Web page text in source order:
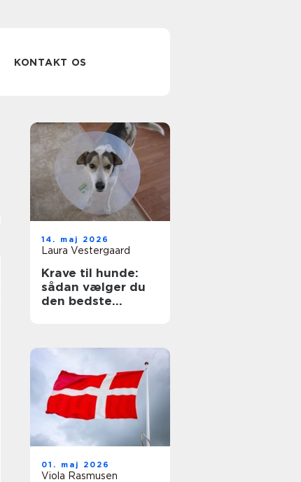
KONTAKT OS
14. maj 2026
Laura Vestergaard
Krave til hunde:
sådan vælger du
den bedste
01. maj 2026
Viola Rasmusen